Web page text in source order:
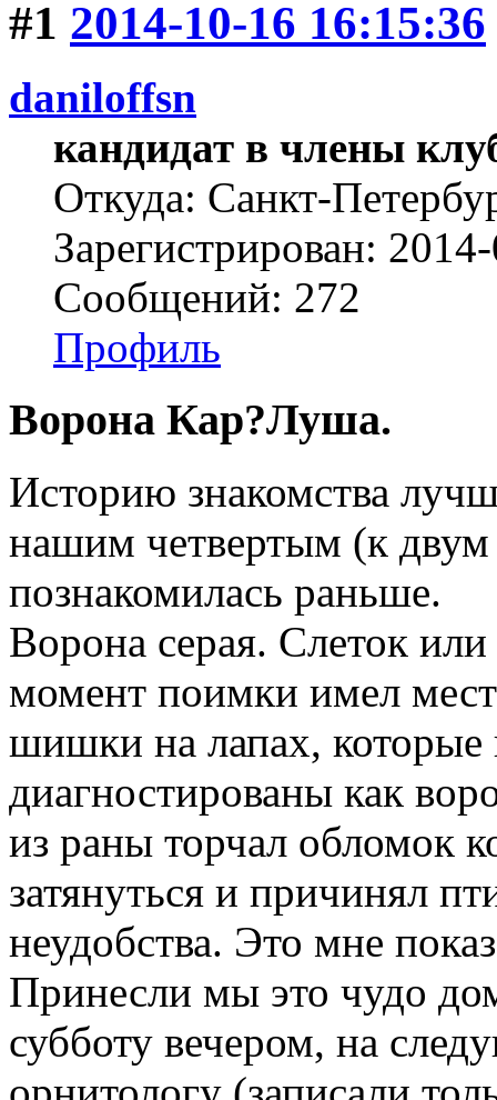
#1 2014-10-16 16:15:36
daniloffsn
кандидат в члены
Откуда: Санкт-
Зарегистрирован:
Сообщений: 272
Профиль
Ворона Кар?Луша.
Историю знакомства
нашим четвертым (к
познакомилась раньше.
Ворона серая. Слеток
момент поимки имел
шишки на лапах, которые
диагностированы как
из раны торчал обломок
затянуться и причинял
неудобства. Это мне
Принесли мы это чудо
субботу вечером, на